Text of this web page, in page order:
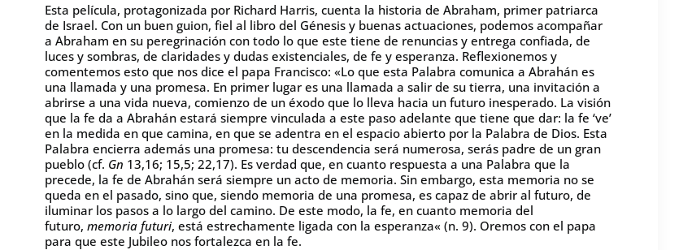
Esta película, protagonizada por Richard Harris, cuenta la historia de Abraham, primer patriarca
de Israel. Con un buen guion, fiel al libro del Génesis y buenas actuaciones, podemos acompañar
a Abraham en su peregrinación con todo lo que este tiene de renuncias y entrega confiada, de
luces y sombras, de claridades y dudas existenciales, de fe y esperanza. Reflexionemos y
comentemos esto que nos dice el papa Francisco: «Lo que esta Palabra comunica a Abrahán es
una llamada y una promesa. En primer lugar es una llamada a salir de su tierra, una invitación a
abrirse a una vida nueva, comienzo de un éxodo que lo lleva hacia un futuro inesperado. La visión
que la fe da a Abrahán estará siempre vinculada a este paso adelante que tiene que dar: la fe ‘ve’
en la medida en que camina, en que se adentra en el espacio abierto por la Palabra de Dios. Esta
Palabra encierra además una promesa: tu descendencia será numerosa, serás padre de un gran
pueblo (cf. Gn 13,16; 15,5; 22,17). Es verdad que, en cuanto respuesta a una Palabra que la
precede, la fe de Abrahán será siempre un acto de memoria. Sin embargo, esta memoria no se
queda en el pasado, sino que, siendo memoria de una promesa, es capaz de abrir al futuro, de
iluminar los pasos a lo largo del camino. De este modo, la fe, en cuanto memoria del
futuro, memoria futuri, está estrechamente ligada con la esperanza« (n. 9). Oremos con el papa
para que este Jubileo nos fortalezca en la fe.